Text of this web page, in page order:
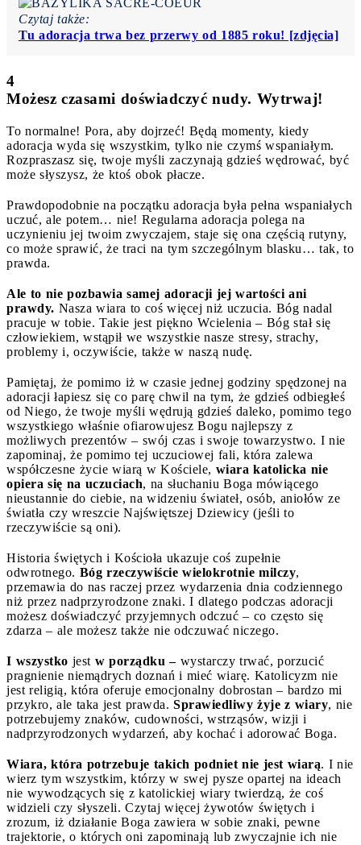
Czytaj także:
Tu adoracja trwa bez przerwy od 1885 roku! [zdjęcia]
4
Możesz czasami doświadczyć nudy. Wytrwaj!
To normalne! Pora, aby dojrzeć! Będą momenty, kiedy
adoracja wyda się wszystkim, tylko nie czymś wspaniałym.
Rozpraszasz się, twoje myśli zaczynają gdzieś wędrować, być
może słyszysz, że ktoś obok płacze.
Prawdopodobnie na początku adoracja była pełna wspaniałych
uczuć, ale potem… nie! Regularna adoracja polega na
uczynieniu jej twoim zwyczajem, staje się ona częścią rutyny,
co może sprawić, że traci na tym szczególnym blasku… tak, to
prawda.
Ale to nie pozbawia samej adoracji jej wartości ani
prawdy. Nasza wiara to coś więcej niż uczucia. Bóg nadal
pracuje w tobie. Takie jest piękno Wcielenia – Bóg stał się
człowiekiem, wstąpił we wszystkie nasze stresy, strachy,
problemy i, oczywiście, także w naszą nudę.
Pamiętaj, że pomimo iż w czasie jednej godziny spędzonej na
adoracji łapiesz się co parę chwil na tym, że gdzieś odbiegłeś
od Niego, że twoje myśli wędrują gdzieś daleko, pomimo tego
wszystkiego właśnie ofiarowujesz Bogu najlepszy z
możliwych prezentów – swój czas i swoje towarzystwo. I nie
zapominaj, że pomimo tej uczuciowej fali, która zalewa
współczesne życie wiarą w Kościele, wiara katolicka nie
opiera się na uczuciach, na słuchaniu Boga mówiącego
nieustannie do ciebie, na widzeniu świateł, osób, aniołów ze
światła czy wreszcie Najświętszej Dziewicy (jeśli to
rzeczywiście są oni).
Historia świętych i Kościoła ukazuje coś zupełnie
odwrotnego. Bóg rzeczywiście wielokrotnie milczy,
przemawia do nas raczej przez wydarzenia dnia codziennego
niż przez nadprzyrodzone znaki. I dlatego podczas adoracji
możesz doświadczyć przyjemnych odczuć – co często się
zdarza – ale możesz także nie odczuwać niczego.
I wszystko jest w porządku –wystarczy trwać, porzucić
pragnienie niemądrych doznań i mieć wiarę. Katolicyzm nie
jest religią, która oferuje emocjonalny dobrostan – bardzo mi
przykro, ale taka jest prawda. Sprawiedliwy żyje z wiary, nie
potrzebujemy znaków, cudowności, wstrząsów, wizji i
nadprzyrodzonych wydarzeń, aby kochać i adorować Boga.
Wiara, która potrzebuje takich podniet nie jest wiarą. I nie
wierz tym wszystkim, którzy w swej pysze opartej na ideach
nie wywodzących się z katolickiej wiary twierdzą, że coś
widzieli czy słyszeli. Czytaj więcej żywotów świętych i
zrozum, iż działanie Boga zawiera w sobie znaki, pewne
trajektorie, o których oni zapominają lub zwyczajnie ich nie